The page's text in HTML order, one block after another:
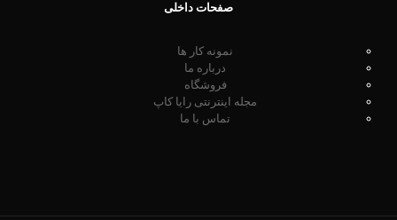
صفحات داخلی
نمونه کار ها
درباره ما
فروشگاه
مجله اینترنتی رایا کاپ
تماس با ما